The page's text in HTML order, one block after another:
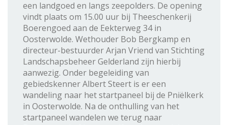
een landgoed en langs zeepolders. De opening
vindt plaats om 15.00 uur bij Theeschenkerij
Boerengoed aan de Eekterweg 34 in
Oosterwolde. Wethouder Bob Bergkamp en
directeur-bestuurder Arjan Vriend van Stichting
Landschapsbeheer Gelderland zijn hierbij
aanwezig. Onder begeleiding van
gebiedskenner Albert Steert is er een
wandeling naar het startpaneel bij de Pniëlkerk
in Oosterwolde. Na de onthulling van het
startpaneel wandelen we terug naar